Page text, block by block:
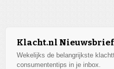
Klacht.nl Nieuwsbrief
Wekelijks de belangrijkste
consumententips in je inbox.